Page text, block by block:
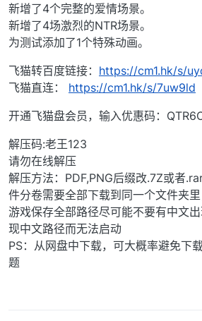
新增了4个完整的爱情场景。
新增了4场激烈的NTR场景。
为测试添加了1个特殊动画。
飞猫转百度链接： https://cm1.hk/s/
飞猫直连： https://cm1.hk/s/7uw9ld
开通飞猫盘会员，输入优惠码：
解压码:老王123
请勿在线解压
解压方法：PDF,PNG后缀改.7Z或者
件分卷需要全部下载到同一个文件夹里
游戏保存全部路径尽可能不要有中文
现中文路径而无法启动
PS：从网盘中下载，可大概率避免下
题